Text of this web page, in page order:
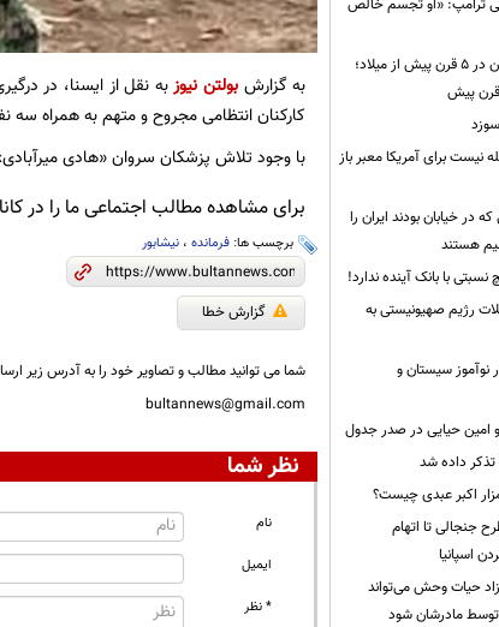
به گزارش بولتن نیوزبه نقل از ایسنا، در
کارکنان انتظامی مجروح و متهم به همراه سه
با وجود تلاش پزشکان سروان «هادی
برای مشاهده مطالب اجتماعی ما را در
برچسب ها: فرمانده، نیشابور
گزارش خطا
شما می توانید مطالب و تصاویر خود را به آدرس زیر
bultannews@gmail.com
نظر شما
نام
ایمیل
* نظر
ترامپ: «او تجسم خالص
گستره امپراتوری ایران در ۵ قرن پیش از میلاد؛
نیست برای آمریکا معبر باز
در خیابان بودند ایران را
هستند
با بانک آینده ندارد!
رژیم صهیونیستی به
سیستان و
امین حیایی در صدر جدول
داده شد
اکبر عبدی چیست؟
جنجالی تا اتهام
اسپانیا
حیات وحش می‌تواند
مادرشان شود